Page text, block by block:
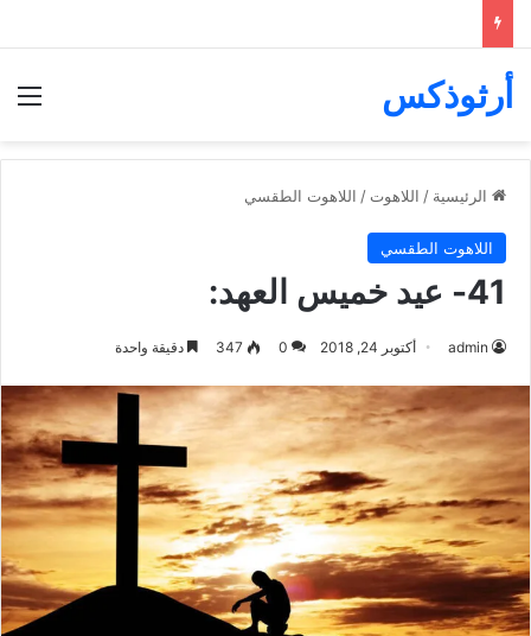
أرثوذكس
الرئيسية / اللاهوت / اللاهوت الطقسي
اللاهوت الطقسي
41- عيد خميس العهد:
admin أكتوبر 24, 2018 0
347 دقيقة واحدة